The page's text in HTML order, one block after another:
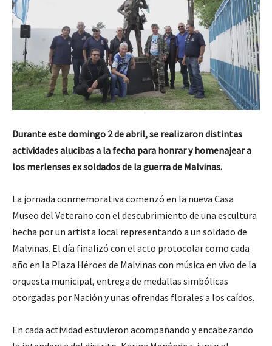
Durante este domingo 2 de abril, se realizaron distintas
actividades alucibas a la fecha para honrar y homenajear a
los merlenses ex soldados de la guerra de Malvinas.
La jornada conmemorativa comenzó en la nueva Casa
Museo del Veterano con el descubrimiento de una escultura
hecha por un artista local representando a un soldado de
Malvinas. El día finalizó con el acto protocolar como cada
año en la Plaza Héroes de Malvinas con música en vivo de la
orquesta municipal, entrega de medallas simbólicas
otorgadas por Nación y unas ofrendas florales a los caídos.
En cada actividad estuvieron acompañando y encabezando